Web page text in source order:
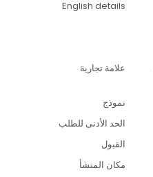
English details
علامة تجارية
نموذج
الحد الأدنى للطلب
القبول
مكان المنشأ